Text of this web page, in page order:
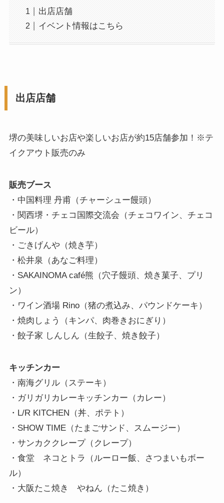
出店店舗
イベント情報はこちら
出店店舗
堺の美味しいお店や楽しいお店が約15店舗参加！※テ
イクアウト販売のみ
販売ブース
・中国料理 丹甫（チャーシュー饅頭）
・関西堺・チェコ国際交流会（チェコワイン、チェコ
ビール）
・ごきげんや（焼き芋）
・松井泉（あなご料理）
・SAKAINOMA café熊（穴子饅頭、焼き菓子、プリ
ン）
・ワイン酒場 Rino（猪の煮込み、パウンドケーキ）
・焼肉しょう（キンパ、肉巻きおにぎり）
・餃子家 しんしん（生餃子、焼き餃子）
キッチンカー
・南海グリル（ステーキ）
・ガリガリカレーキッチンカー（カレー）
・L/R KITCHEN（丼、ポテト）
・SHOW TIME（たまごサンド、スムージー）
・サンカククレープ（クレープ）
・食堂 ネコとトラ（ルーロー飯、さつまいもボー
ル）
・大阪たこ焼き やねん（たこ焼き）